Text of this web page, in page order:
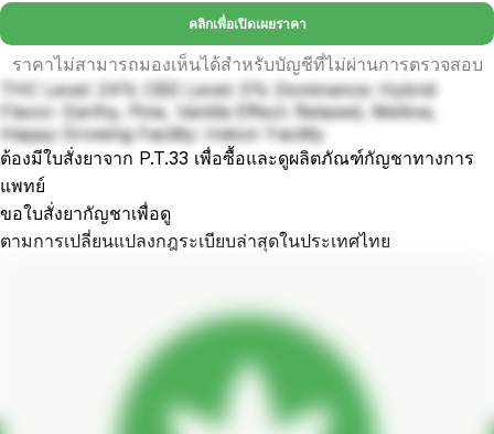
คลิกเพื่อเปิดเผยราคา
ราคาไม่สามารถมองเห็นได้สำหรับบัญชีที่ไม่ผ่านการตรวจสอบ
THC Level: 24% CBD Level: 0% Dominance: Hybrid
Flavor: Earthy, Pine, Vanilla Effect: Relaxed, Mellow,
Happy Growing Facility: Indoor Facility
ต้องมีใบสั่งยาจาก P.T.33 เพื่อซื้อและดูผลิตภัณฑ์กัญชาทางการ
แพทย์
ขอใบสั่งยากัญชาเพื่อดู
ตามการเปลี่ยนแปลงกฎระเบียบล่าสุดในประเทศไทย